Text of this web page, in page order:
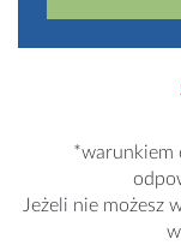
*warunkiem
Jeżeli nie możesz